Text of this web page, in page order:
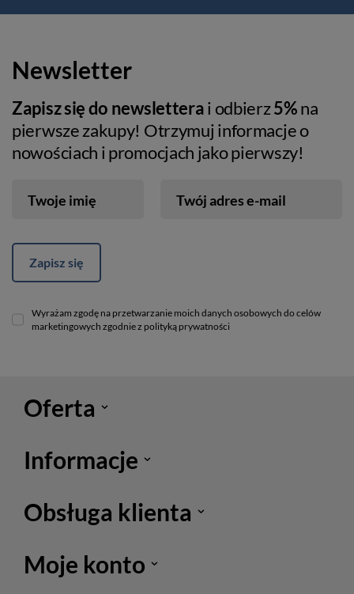
Newsletter
Zapisz się do newsletterai odbierz5%na
pierwsze zakupy! Otrzymuj informacje o
nowościach i promocjach jako pierwszy!
Twoje imię Twój adres e-mail
Zapisz się
Wyrażam zgodę na przetwarzanie moich danych osobowych do celów
marketingowych zgodnie z polityką prywatności
Oferta
Informacje
Obsługa klienta
Moje konto